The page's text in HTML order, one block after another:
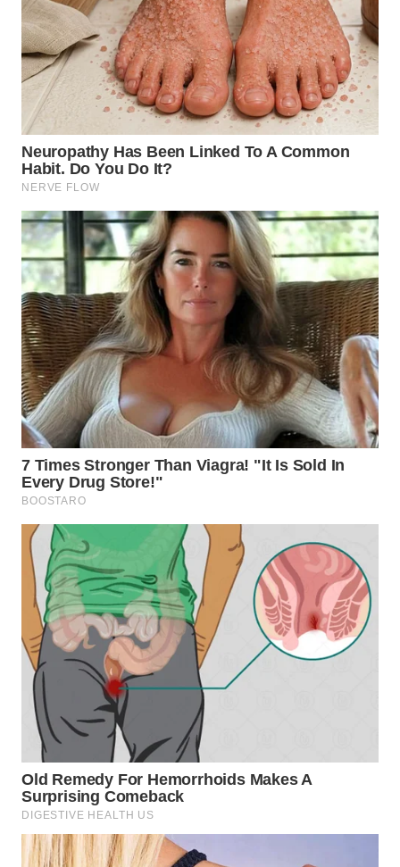
WN
TANJUNG
LESUNG
WN
WN
SIMALUNGUN
WN
LABUHANBATU
WN
TAPANULI
TENGAH
WN DELI
SERDANG
WN
TEBING
TINGGI
WN
PAKPAK
WN
KARAWANG
BEKASI
WN
BOGOR
WN
DEPOK